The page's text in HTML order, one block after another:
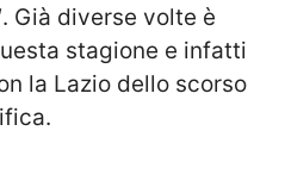
Già diverse volte è
stagione e infatti
la Lazio dello scorso